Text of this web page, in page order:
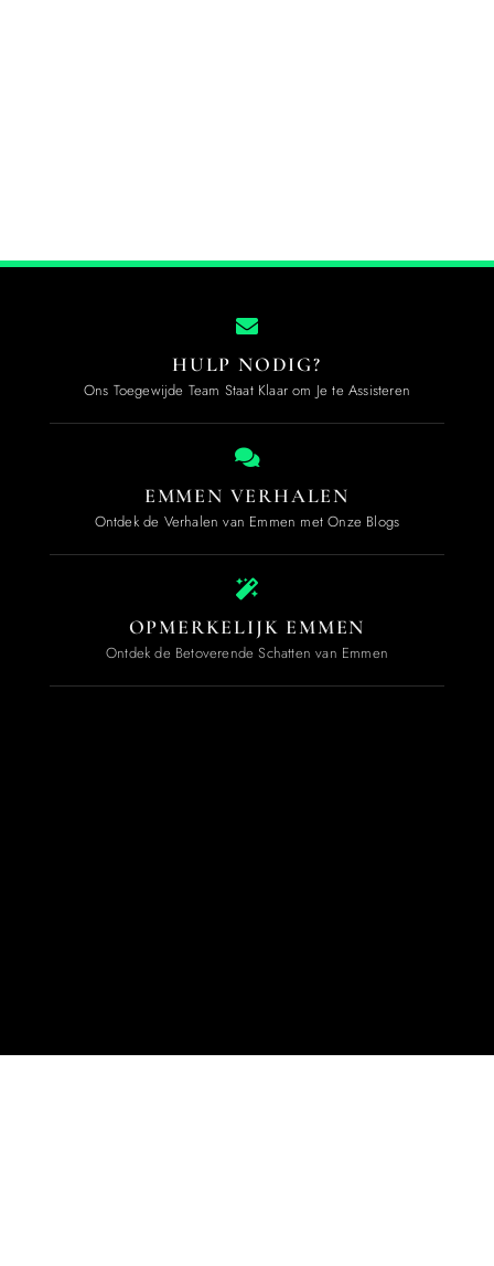
HULP NODIG?
Ons Toegewijde Team Staat Klaar om Je te Assisteren
EMMEN VERHALEN
Ontdek de Verhalen van Emmen met Onze Blogs
OPMERKELIJK EMMEN
Ontdek de Betoverende Schatten van Emmen